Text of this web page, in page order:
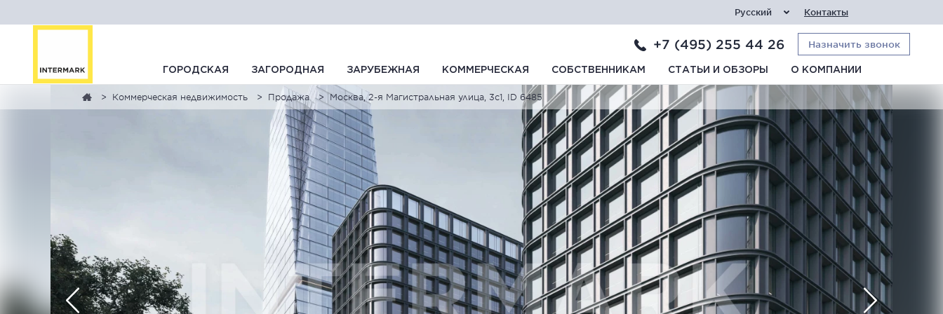
Русский Контакты
+7 (495) 255 44 26 Назначить звонок
ГОРОДСКАЯ ЗАГОРОДНАЯ ЗАРУБЕЖНАЯ КОММЕРЧЕСКАЯ СОБСТВЕННИКАМ СТАТЬИ И ОБЗОРЫ О КОМПАНИИ
Коммерческая недвижимость Продажа Москва, 2-я Магистральная улица, 3с1, ID 6485